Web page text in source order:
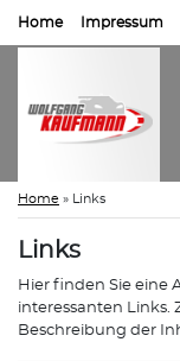
Home Impressum
Home » Links
Links
Hier finden Sie eine
interessanten Links.
Beschreibung der